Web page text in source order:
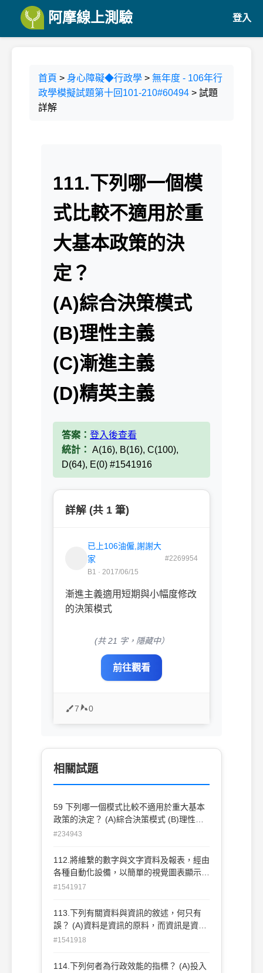
阿摩線上測驗 登入
首頁 > 身心障礙◆行政學 > 無年度 - 106年行
政學模擬試題第十回101-210#60494 > 試題
詳解
111.下列哪一個模
式比較不適用於重
大基本政策的決
定？
(A)綜合決策模式
(B)理性主義
(C)漸進主義
(D)精英主義
答案： 登入後查看
統計： A(16), B(16), C(100),
D(64), E(0) #1541916
詳解 (共 1 筆)
已上106油僱,謝謝大
家
B1 · 2017/06/15
#2269954
漸進主義適用短期與小幅度修改
的決策模式
(共 21 字，隱藏中）
前往觀看
7 0
相關試題
59 下列哪一個模式比較不適用於重大基本
政策的決定？ (A)綜合決策模式 (B)理性主
義 (C)漸進主義 (D)精英主義
#234943
112.將維繫的數字與文字資料及報表，經由
各種自動化設備，以簡單的視覺圖表顯示出
來者，稱之為？ (A)影像處理 (B)文書處
#1541917
113.下列有關資料與資訊的敘述，何只有
誤？ (A)資料是資訊的原料，而資訊是資料
有系統的組合之產品 (B)資訊是指可用以幫
事、物及現象的［事實］(東西、材料) (C)
#1541918
114.下列何者為行政效能的指標？ (A)投入